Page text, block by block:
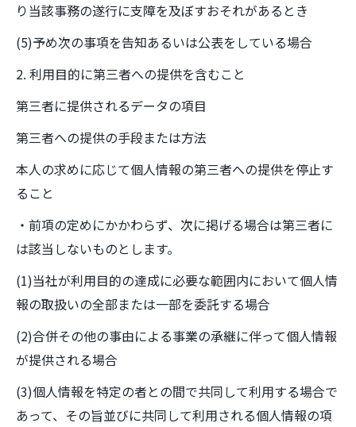
り当該事務の遂行に支障を及ぼすおそれがあるとき
(5)予め次の事項を告知あるいは公表をしている場合
2. 利用目的に第三者への提供を含むこと
第三者に提供されるデータの項目
第三者への提供の手段または方法
本人の求めに応じて個人情報の第三者への提供を停止す
ること
・前項の定めにかかわらず、次に掲げる場合は第三者に
は該当しないものとします。
(1)当社が利用目的の達成に必要な範囲内において個人情
報の取扱いの全部または一部を委託する場合
(2)合併その他の事由による事業の承継に伴って個人情報
が提供される場合
(3)個人情報を特定の者との間で共同して利用する場合で
あって、その旨並びに共同して利用される個人情報の項